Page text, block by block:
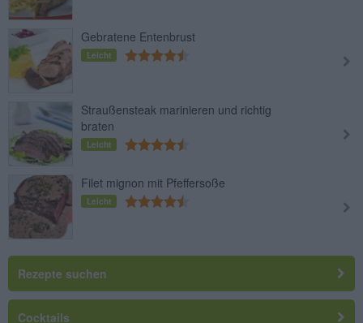
Gebratene Entenbrust
Leicht
Straußensteak marinieren und richtig
braten
Leicht
Filet mignon mit Pfeffersoße
Leicht
Rezepte suchen
Cocktails